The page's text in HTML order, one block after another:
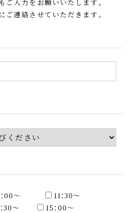
連絡させていただきます。
00〜
11：30〜
30〜
15：00〜